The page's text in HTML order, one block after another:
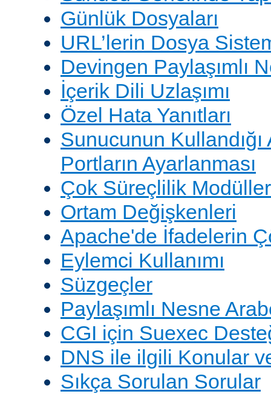
Günlük Dosyaları
URL’lerin Dosya
Devingen Paylaşımlı
İçerik Dili Uzlaşımı
Özel Hata Yanıtları
Sunucunun
Portların Ayarlanması
Çok Süreçlilik
Ortam Değişkenleri
Apache'de İfadelerin
Eylemci Kullanımı
Süzgeçler
Paylaşımlı Nesne
CGI için Suexec
DNS ile ilgili Konular
Sıkça Sorulan Sorular